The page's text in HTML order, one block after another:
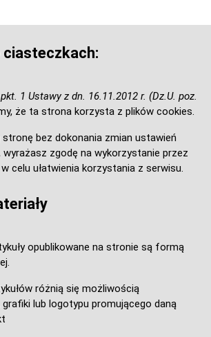
1 Ustawy z dn. 16.11.2012 r. (Dz.U. poz.
że ta strona korzysta z plików cookies.
stronę bez dokonania zmian ustawień
wyrażasz zgodę na wykorzystanie przez
celu ułatwienia korzystania z serwisu.
opublikowane na stronie są formą
różnią się możliwością
lub logotypu promującego daną